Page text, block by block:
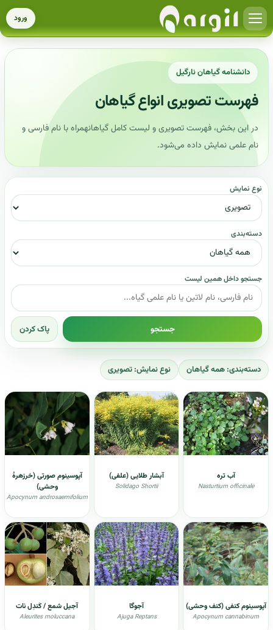
ورود
دانشنامه گیاهان نارگیل
فهرست تصویری انواع گیاهان
در این بخش، فهرست تصویری و لیست کامل گیاهانهمراه با نام فارسی و
نام علمی نمایش داده می‌شود.
نوع نمایش
دسته‌بندی
جستجو داخل همین لیست
جستجو پاک کردن
دسته‌بندی: همه گیاهان نوع نمایش: تصویری
آب تره
Nasturtium officinale
آبشار طلایی (علفی)
Solidago Shortii
آپوسینوم صورتی (خرزهرهٔ
وحشی)
Apocynum androsaemifolium
آپوسینوم کنفی (کنف وحشی)
Apocynum cannabinum
آجوگا
Ajuga Reptans
آجیل شمع / کَندِل نات
Aleurites moluccana